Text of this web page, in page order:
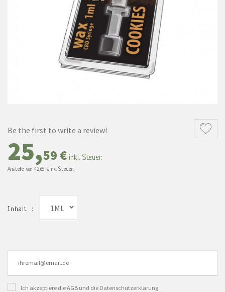
Be the first to write a review!
25,59 € inkl. Steuer.
Anstelle von 42,65 € inkl. Steuer.
Inhalt : 1ML
Ich akzeptiere die AGB und die Datenschutzerklärung